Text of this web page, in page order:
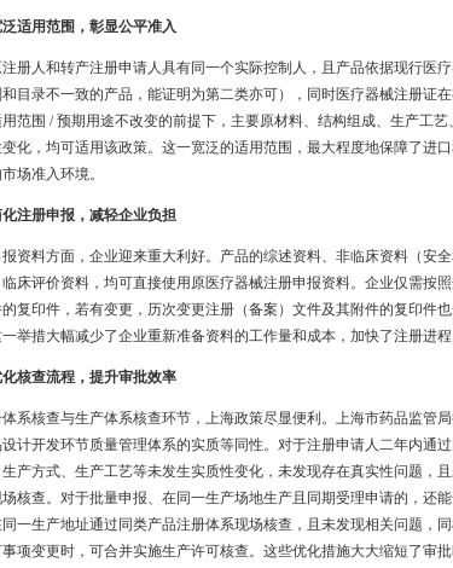
适用范围，彰显公平准入
注册人和转产注册申请人具有同一个实际控制人，且产品依据现行医
目录不一致的产品，能证明为第二类亦可），同时医疗器械注册证
范围 /预期用途不改变的前提下，主要原材料、结构组成、生产工
化，均可适用该政策。这一宽泛的适用范围，最大程度地保障了进
场准入环境。
注册申报，减轻企业负担
资料方面，企业迎来重大利好。产品的综述资料、非临床资料（安
床评价资料，均可直接使用原医疗器械注册申报资料。企业仅需按
复印件，若有变更，历次变更注册（备案）文件及其附件的复印件
举措大幅减少了企业重新准备资料的工作量和成本，加快了注册进程
核查流程，提升审批效率
系核查与生产体系核查环节，上海政策尽显便利。上海市药品监管
计开发环节质量管理体系的实质等同性。对于注册申请人二年内通
产方式、生产工艺等未发生实质性变化，未发现存在真实性问题，
核查。对于批量申报、在同一生产场地生产且同期受理申请的，还
同一生产地址通过同类产品注册体系现场核查，且未发现相关问题，
项变更时，可合并实施生产许可核查。这些优化措施大大缩短了审批